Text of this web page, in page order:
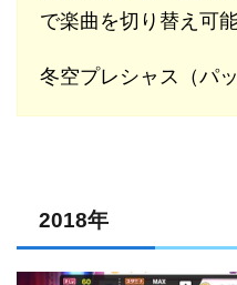
で楽曲を切り替え可能
冬空プレシャス（パッ
2018年